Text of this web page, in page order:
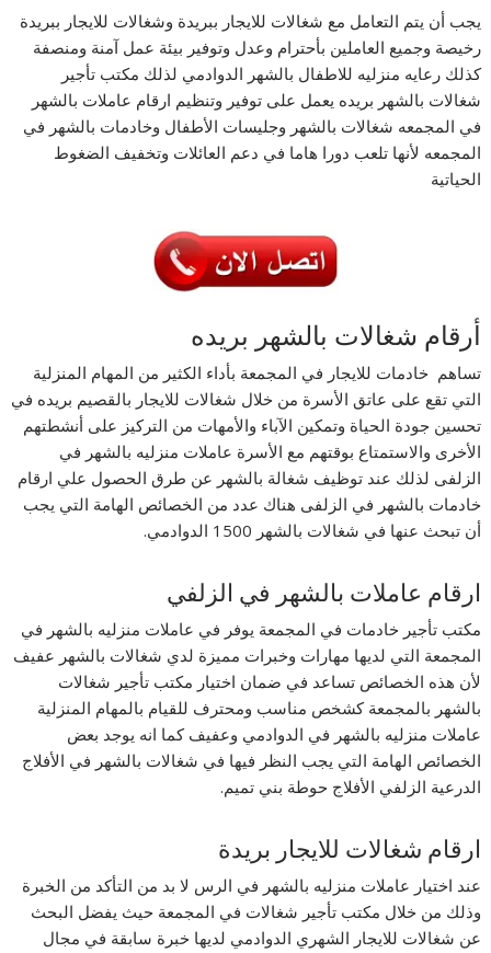
يجب أن يتم التعامل مع شغالات للايجار ببريدة وشغالات للايجار ببريدة
رخيصة وجميع العاملين بأحترام وعدل وتوفير بيئة عمل آمنة ومنصفة
كذلك رعايه منزليه للاطفال بالشهر الدوادمي لذلك مكتب تأجير
شغالات بالشهر بريده يعمل على توفير وتنظيم ارقام عاملات بالشهر
في المجمعه شغالات بالشهر وجليسات الأطفال وخادمات بالشهر في
المجمعه لأنها تلعب دورا هاما في دعم العائلات وتخفيف الضغوط
الحياتية
أرقام شغالات بالشهر بريده
تساهم خادمات للايجار في المجمعة بأداء الكثير من المهام المنزلية
التي تقع على عاتق الأسرة من خلال شغالات للايجار بالقصيم بريده في
تحسين جودة الحياة وتمكين الآباء والأمهات من التركيز على أنشطتهم
الأخرى والاستمتاع بوقتهم مع الأسرة عاملات منزليه بالشهر في
الزلفى لذلك عند توظيف شغالة بالشهر عن طرق الحصول علي ارقام
خادمات بالشهر في الزلفى هناك عدد من الخصائص الهامة التي يجب
أن تبحث عنها في شغالات بالشهر 1500 الدوادمي.
ارقام عاملات بالشهر في الزلفي
مكتب تأجير خادمات في المجمعة يوفر في عاملات منزليه بالشهر في
المجمعة التي لديها مهارات وخبرات مميزة لدي شغالات بالشهر عفيف
لأن هذه الخصائص تساعد في ضمان اختيار مكتب تأجير شغالات
بالشهر بالمجمعة كشخص مناسب ومحترف للقيام بالمهام المنزلية
عاملات منزليه بالشهر في الدوادمي وعفيف كما انه يوجد بعض
الخصائص الهامة التي يجب النظر فيها في شغالات بالشهر في الأفلاج
الدرعية الزلفي الأفلاج حوطة بني تميم.
ارقام شغالات للايجار بريدة
عند اختيار عاملات منزليه بالشهر في الرس لا بد من التأكد من الخبرة
وذلك من خلال مكتب تأجير شغالات في المجمعة حيث يفضل البحث
عن شغالات للايجار الشهري الدوادمي لديها خبرة سابقة في مجال